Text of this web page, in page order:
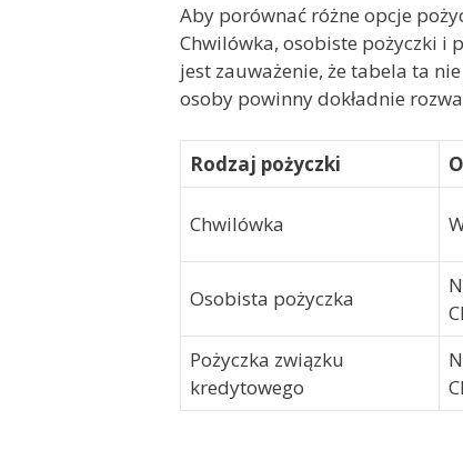
Aby porównać różne opcje
Chwilówka, osobiste pożyczki i
jest zauważenie, że tabela ta
osoby powinny dokładnie
Rodzaj pożyczki
Chwilówka
Osobista pożyczka
Pożyczka związku
kredytowego